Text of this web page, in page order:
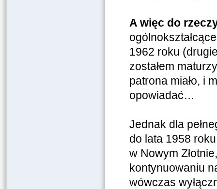
A więc do
1962 roku
zostałem
patrona miało, i
opowiadać…
Jednak dla
do lata 1958
w Nowym
kontynuowaniu
wówczas